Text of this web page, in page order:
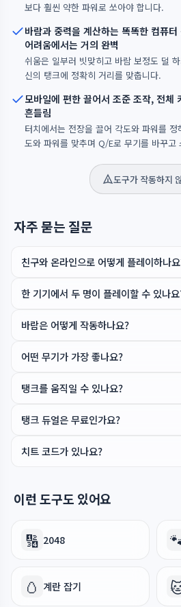
보다 훨씬 약한 파워로 쏘아야 합니다.
바람과 중력을 계산하는 똑똑한 컴퓨
어려움에서는 거의 완벽
쉬움은 일부러 빗맞히고 바람 보정도 덜
신의 탱크에 정확히 거리를 맞춥니다.
모바일에 편한 끌어서 조준 조작, 전체
흔들림
터치에서는 전장을 끌어 각도와 파워를
도와 파워를 맞추며 Q/E로 무기를 바꾸고
도구가 작동하지
자주 묻는 질문
친구와 온라인으로 어떻게 플레이하나
한 기기에서 두 명이 플레이할 수 있나
바람은 어떻게 작동하나요?
어떤 무기가 가장 좋나요?
탱크를 움직일 수 있나요?
탱크 듀얼은 무료인가요?
치트 코드가 있나요?
이런 도구도 있어요
🔢 2048
🥚 계란 잡기